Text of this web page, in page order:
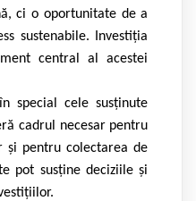
ci o oportunitate de a
sustenabile. Investiția
central al acestei
special cele susținute
cadrul necesar pentru
și pentru colectarea de
pot susține deciziile și